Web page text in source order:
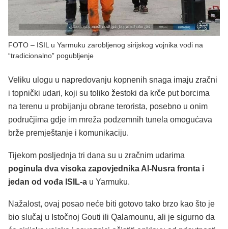
FOTO – ISIL u Yarmuku zarobljenog sirijskog vojnika vodi na
“tradicionalno” pogubljenje
Veliku ulogu u napredovanju kopnenih snaga imaju zračni
i topnički udari, koji su toliko žestoki da krče put borcima
na terenu u probijanju obrane terorista, posebno u onim
područjima gdje im mreža podzemnih tunela omogućava
brže premještanje i komunikaciju.
Tijekom posljednja tri dana su u zračnim udarima
poginula dva visoka zapovjednika Al-Nusra fronta i
jedan od vođa ISIL-a u Yarmuku.
Nažalost, ovaj posao neće biti gotovo tako brzo kao što je
bio slučaj u Istočnoj Gouti ili Qalamounu, ali je sigurno da